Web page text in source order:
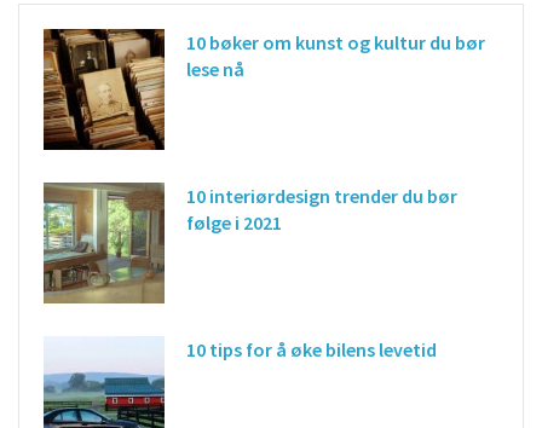
10 bøker om kunst og kultur du bør
lese nå
10 interiørdesign trender du bør
følge i 2021
10 tips for å øke bilens levetid